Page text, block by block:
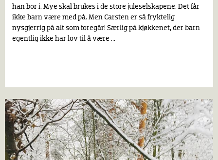
han bor i. Mye skal brukes i de store juleselskapene. Det får
ikke barn være med på. Men Carsten er så fryktelig
nysgjerrig på alt som foregår! Særlig på kjøkkenet, der barn
egentlig ikke har lov til å være ...